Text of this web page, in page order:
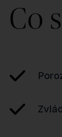
Co